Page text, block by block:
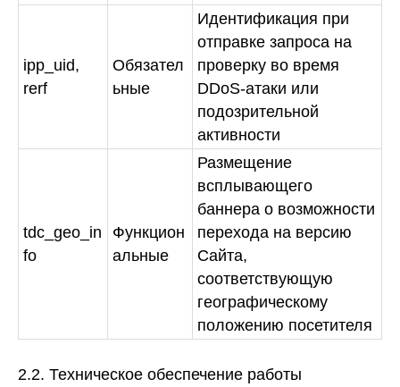
ipp_uid,
rerf
Обязател
ьные
Идентификация при
отправке запроса на
проверку во время
DDoS-атаки или
подозрительной
активности
tdc_geo_in
fo
Функцион
альные
Размещение
всплывающего
баннера о возможности
перехода на версию
Сайта,
соответствующую
географическому
положению посетителя
2.2. Техническое обеспечение работы